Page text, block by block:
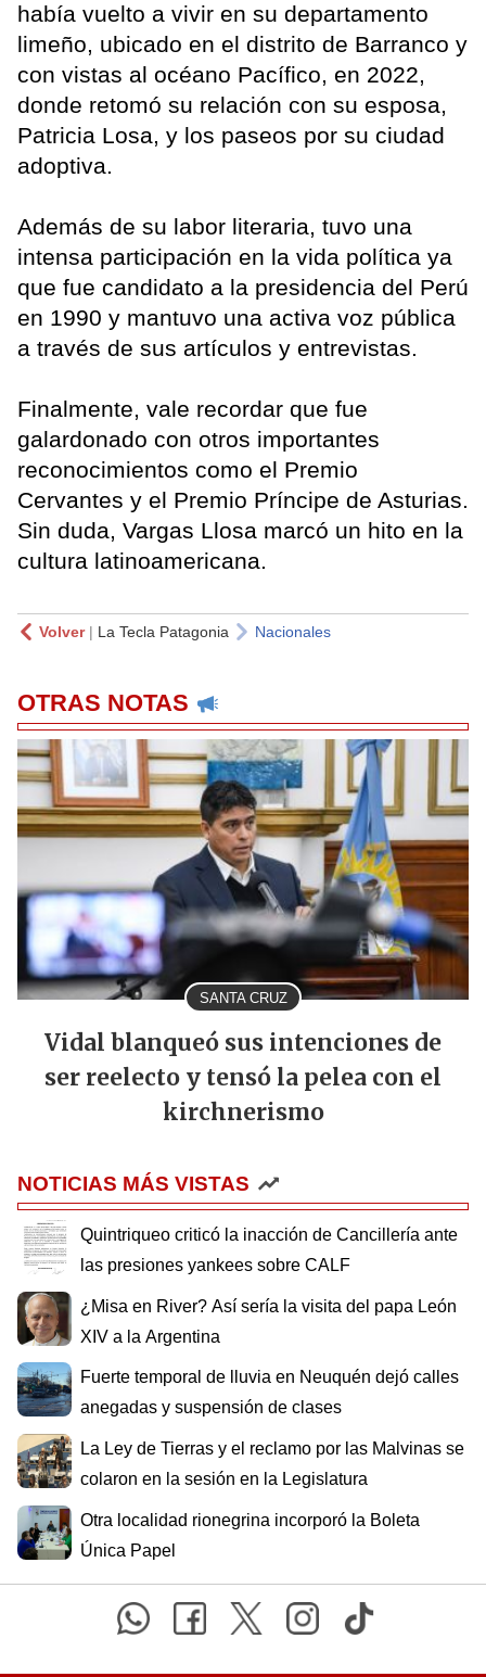
había vuelto a vivir en su departamento
limeño, ubicado en el distrito de Barranco y
con vistas al océano Pacífico, en 2022,
donde retomó su relación con su esposa,
Patricia Losa, y los paseos por su ciudad
adoptiva.
Además de su labor literaria, tuvo una
intensa participación en la vida política ya
que fue candidato a la presidencia del Perú
en 1990 y mantuvo una activa voz pública
a través de sus artículos y entrevistas.
Finalmente, vale recordar que fue
galardonado con otros importantes
reconocimientos como el Premio
Cervantes y el Premio Príncipe de Asturias.
Sin duda, Vargas Llosa marcó un hito en la
cultura latinoamericana.
Volver| La Tecla Patagonia Nacionales
OTRAS NOTAS
SANTA CRUZ
Vidal blanqueó sus intenciones de
ser reelecto y tensó la pelea con el
kirchnerismo
NOTICIAS MÁS VISTAS
Quintriqueo criticó la inacción de Cancillería ante
las presiones yankees sobre CALF
¿Misa en River? Así sería la visita del papa León
XIV a la Argentina
Fuerte temporal de lluvia en Neuquén dejó calles
anegadas y suspensión de clases
La Ley de Tierras y el reclamo por las Malvinas se
colaron en la sesión en la Legislatura
Otra localidad rionegrina incorporó la Boleta
Única Papel